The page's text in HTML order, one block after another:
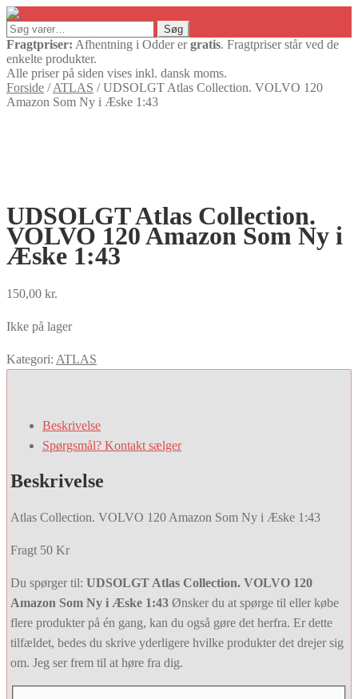
Søg
efter:
Søg
Fragtpriser: Afhentning i Odder ergratis. Fragtpriser står ved de
enkelte produkter.
Alle priser på siden vises inkl. dansk moms.
Forside /ATLAS /UDSOLGT Atlas Collection. VOLVO 120
Amazon Som Ny i Æske 1:43
UDSOLGT Atlas Collection.
VOLVO 120 Amazon Som Ny i
Æske 1:43
150,00 kr.
Ikke på lager
Kategori: ATLAS
Beskrivelse
Spørgsmål? Kontakt sælger
Beskrivelse
Atlas Collection. VOLVO 120 Amazon Som Ny i Æske 1:43
Fragt 50 Kr
Du spørger til: UDSOLGT Atlas Collection. VOLVO 120
Amazon Som Ny i Æske 1:43 Ønsker du at spørge til eller købe
flere produkter på én gang, kan du også gøre det herfra. Er dette
tilfældet, bedes du skrive yderligere hvilke produkter det drejer sig
om. Jeg ser frem til at høre fra dig.